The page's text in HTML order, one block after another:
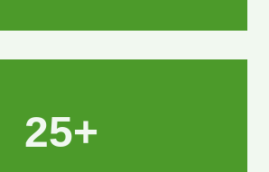
25+